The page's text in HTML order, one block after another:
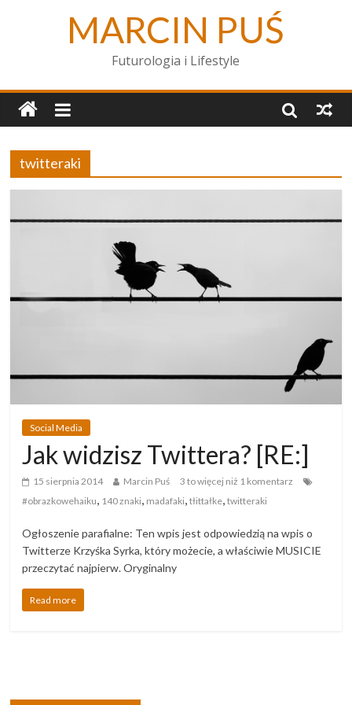
MARCIN PUŚ
Futurologia i Lifestyle
twitteraki
Social Media
Jak widzisz Twittera? [RE:]
15 sierpnia 2014 Marcin Puś
3 to więcej niż 1 komentarz
#obrazkowehaiku, 140 znaki, madafaki,tłittałke,twitteraki
Ogłoszenie parafialne: Ten wpis jest odpowiedzią na wpis o
Twitterze Krzyśka Syrka, który możecie, a właściwie MUSICIE
przeczytać najpierw. Oryginalny
Read more